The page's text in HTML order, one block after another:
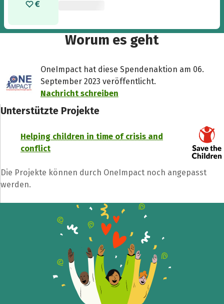
Worum es geht
OneImpact hat diese Spendenaktion am 06.
September 2023 veröffentlicht.
Nachricht schreiben
Unterstützte Projekte
Helping children in time of crisis and
conflict
Die Projekte können durch OneImpact noch angepasst
werden.